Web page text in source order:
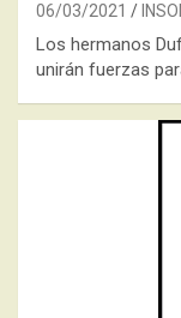
06/03/2021
Los hermanos
unirán fuerzas